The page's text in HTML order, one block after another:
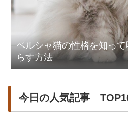
ペルシャ猫の性格を知っ
らす方法
今日の人気記事